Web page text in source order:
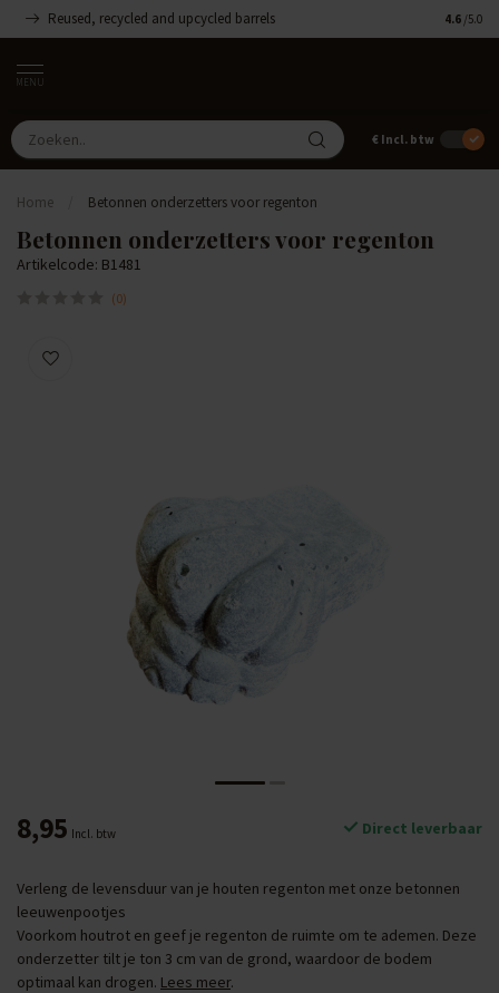
Reused, recycled and upcycled barrels 4.6 /5.0
MENU
€ Incl. btw
Home Betonnen onderzetters voor regenton
Betonnen onderzetters voor regenton
Artikelcode: B1481
(0)
8,95 Incl. btw Direct leverbaar
Verleng de levensduur van je houten regenton met onze betonnen
leeuwenpootjes
Voorkom houtrot en geef je regenton de ruimte om te ademen. Deze
onderzetter tilt je ton 3 cm van de grond, waardoor de bodem
optimaal kan drogen. Lees meer.